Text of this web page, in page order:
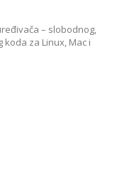
– slobodnog,
za Linux, Mac i